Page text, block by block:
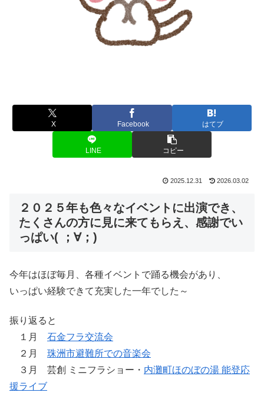
X Facebook はてブ
LINE コピー
2025.12.31 2026.03.02
２０２５年も色々なイベントに出演でき、
たくさんの方に見に来てもらえ、感謝でい
っぱい( ；∀；)
今年はほぼ毎月、各種イベントで踊る機会があり、
いっぱい経験できて充実した一年でした～
振り返ると
１月 石金フラ交流会
２月 珠洲市避難所での音楽会
３月 芸創 ミニフラショー・ 内灘町ほのぼの湯 能登応
援ライブ